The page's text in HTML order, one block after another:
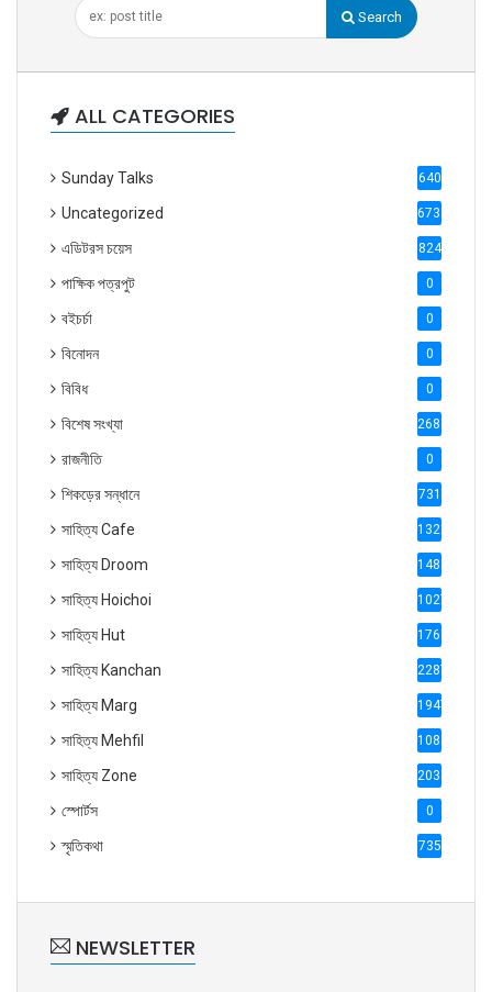
Search
ALL CATEGORIES
Sunday Talks 640
Uncategorized 6738
এডিটরস চয়েস 824
পাক্ষিক পত্রপুট 0
বইচর্চা 0
বিনোদন 0
বিবিধ 0
বিশেষ সংখ্যা 2686
রাজনীতি 0
শিকড়ের সন্ধানে 731
সাহিত্য Cafe 1321
সাহিত্য Droom 1488
সাহিত্য Hoichoi 1027
সাহিত্য Hut 1769
সাহিত্য Kanchan 2287
সাহিত্য Marg 1947
সাহিত্য Mehfil 1088
সাহিত্য Zone 2035
স্পোর্টস 0
স্মৃতিকথা 735
NEWSLETTER